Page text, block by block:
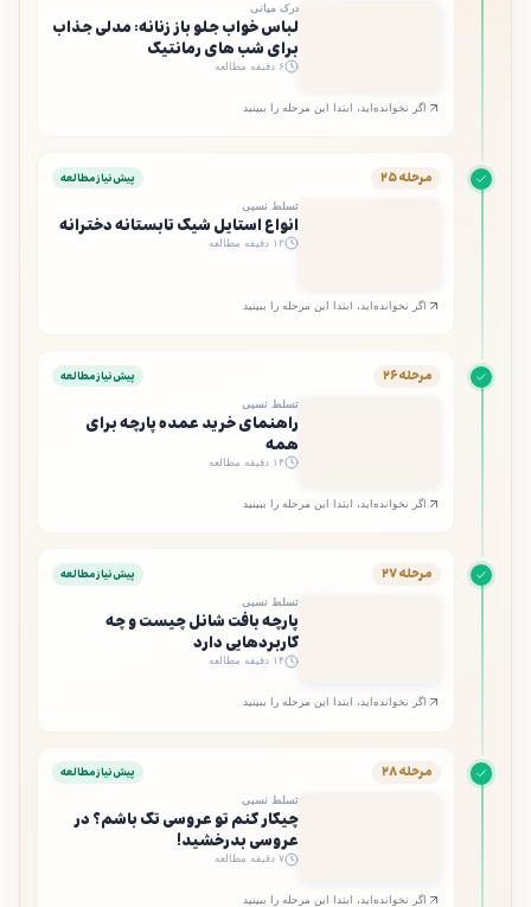
درک میانی
لباس خواب جلو باز زنانه: مدلی جذاب
برای شب های رمانتیک
۶ دقیقه مطالعه
اگر نخوانده‌اید، ابتدا این مرحله را ببینید
مرحله ۲۵ پیش‌نیاز مطالعه
تسلط نسبی
انواع استایل شیک تابستانه دخترانه
۱۲ دقیقه مطالعه
اگر نخوانده‌اید، ابتدا این مرحله را ببینید
مرحله ۲۶ پیش‌نیاز مطالعه
تسلط نسبی
راهنمای خرید عمده پارچه برای
همه
۱۴ دقیقه مطالعه
اگر نخوانده‌اید، ابتدا این مرحله را ببینید
مرحله ۲۷ پیش‌نیاز مطالعه
تسلط نسبی
پارچه بافت شانل چیست و چه
کاربردهایی دارد
۱۴ دقیقه مطالعه
اگر نخوانده‌اید، ابتدا این مرحله را ببینید
مرحله ۲۸ پیش‌نیاز مطالعه
تسلط نسبی
چیکار کنم تو عروسی تک باشم؟ در
عروسی بدرخشید!
۷ دقیقه مطالعه
اگر نخوانده‌اید، ابتدا این مرحله را ببینید